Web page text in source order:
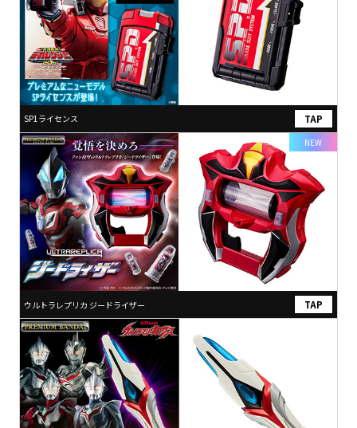
SP1ライセンス
NEW
ウルトラレプリカ ジードライザー